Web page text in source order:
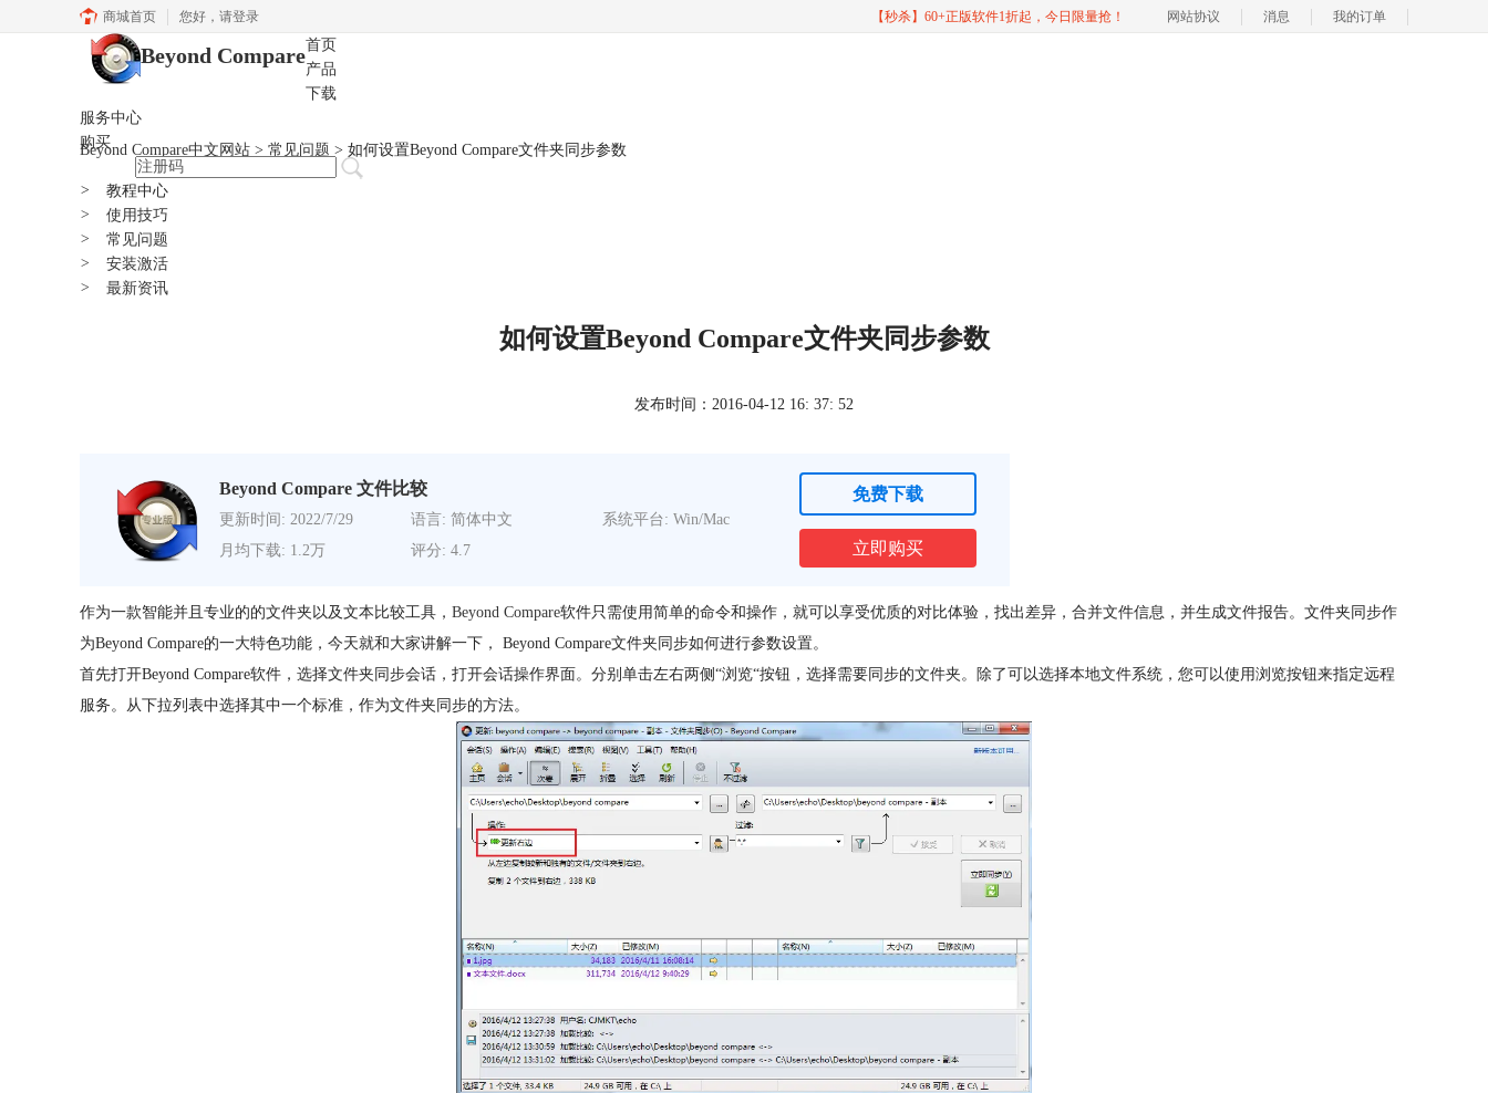
商城首页 您好， 请登录 【秒杀】60+正版软件1折起，今日限量抢！ 网站协议 消息 我的订单
Beyond Compare首页
产品
下载
服务中心
购买
Beyond Compare中文网站 > 常见问题 > 如何设置Beyond Compare文件夹同步参数
>
教程中心
>
使用技巧
>
常见问题
>
安装激活
>
最新资讯
如何设置Beyond Compare文件夹同步参数
发布时间：2016-04-12 16: 37: 52
Beyond Compare 文件比较
更新时间: 2022/7/29 语言: 简体中文
系统平台: Win/Mac
月均下载: 1.2万
评分: 4.7
免费下载
立即购买
作为一款智能并且专业的的文件夹以及文本比较工具， Beyond Compare软件只需使用简单的命令和操作，就可以享受优质的对比体验，找出差异，合并文件信息，并生成文件报告。文件夹同步作
为Beyond Compare的一大特色功能，今天就和大家讲解一下， Beyond Compare文件夹同步如何进行参数设置。
首先打开Beyond Compare软件，选择文件夹同步会话，打开会话操作界面。分别单击左右两侧“浏览“按钮，选择需要同步的文件夹。除了可以选择本地文件系统，您可以使用浏览按钮来指定远程
服务。从下拉列表中选择其中一个标准，作为文件夹同步的方法。